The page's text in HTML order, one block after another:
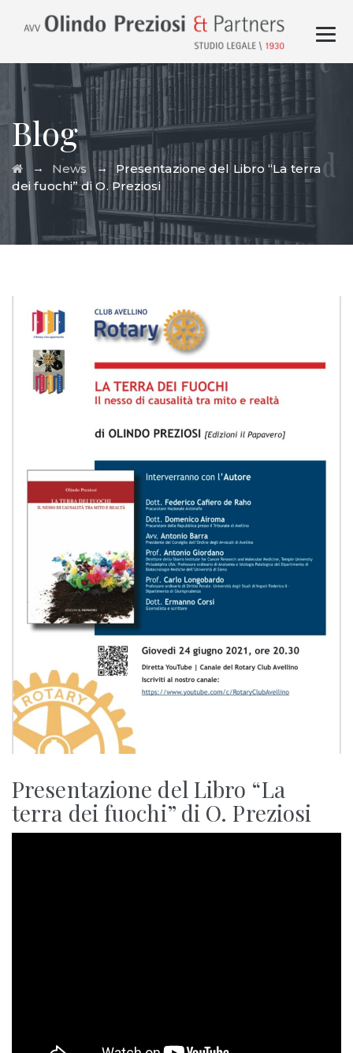
Blog
→ News → Presentazione del Libro “La terra
dei fuochi” di O. Preziosi
Presentazione del Libro “La
terra dei fuochi” di O. Preziosi